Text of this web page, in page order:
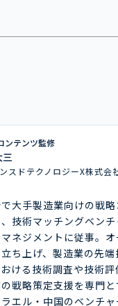
ンテンツ監修
三
スドテクノロジーX株式
大手製造業向けの戦
技術マッチングベン
ネジメントに従事。
ち上げ、製造業の先端
ける技術調査や技術
戦略策定支援を専門と
エル・中国のベンチ